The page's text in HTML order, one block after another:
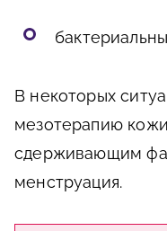
В некоторых
мезотерапию
сдерживающим
менструация.